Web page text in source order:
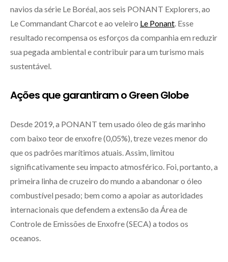
navios da série Le Boréal, aos seis PONANT Explorers, ao
Le Commandant Charcot e ao veleiro Le Ponant . Esse
resultado recompensa os esforços da companhia em reduzir
sua pegada ambiental e contribuir para um turismo mais
sustentável.
Ações que garantiram o Green Globe
Desde 2019, a PONANT tem usado óleo de gás marinho
com baixo teor de enxofre (0,05%), treze vezes menor do
que os padrões marítimos atuais. Assim, limitou
significativamente seu impacto atmosférico. Foi, portanto, a
primeira linha de cruzeiro do mundo a abandonar o óleo
combustível pesado; bem como a apoiar as autoridades
internacionais que defendem a extensão da Área de
Controle de Emissões de Enxofre (SECA) a todos os
oceanos.